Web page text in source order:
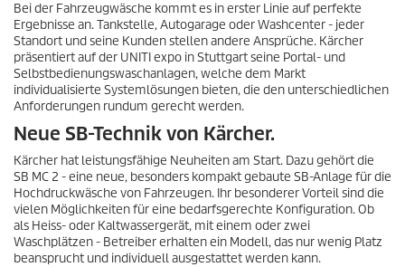
Bei der Fahrzeugwäsche kommt es in erster Linie auf perfekte
Ergebnisse an. Tankstelle, Autogarage oder Washcenter - jeder
Standort und seine Kunden stellen andere Ansprüche. Kärcher
präsentiert auf der UNITI expo in Stuttgart seine Portal- und
Selbstbedienungswaschanlagen, welche dem Markt
individualisierte Systemlösungen bieten, die den unterschiedlichen
Anforderungen rundum gerecht werden.
Neue SB-Technik von Kärcher.
Kärcher hat leistungsfähige Neuheiten am Start. Dazu gehört die
SB MC 2 - eine neue, besonders kompakt gebaute SB-Anlage für die
Hochdruckwäsche von Fahrzeugen. Ihr besonderer Vorteil sind die
vielen Möglichkeiten für eine bedarfsgerechte Konfiguration. Ob
als Heiss- oder Kaltwassergerät, mit einem oder zwei
Waschplätzen - Betreiber erhalten ein Modell, das nur wenig Platz
beansprucht und individuell ausgestattet werden kann.